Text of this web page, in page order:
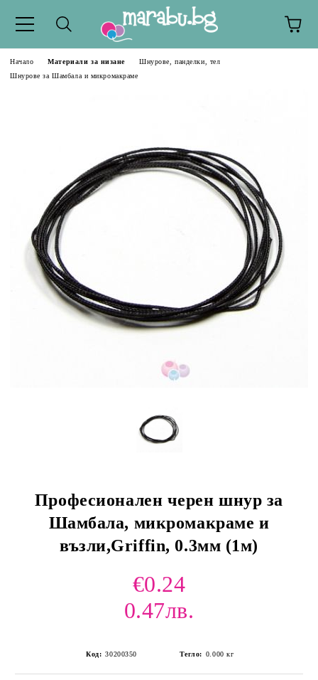
Начало Материали за низане
Шнурове, панделки, тел
Шнурове за Шамбала и микромакраме
Професионален черен шнур за
Шамбала, микромакраме и
възли,Griffin, 0.3мм (1м)
€0.24
0.47лв.
Код: 30200350 Тегло: 0.000 кг